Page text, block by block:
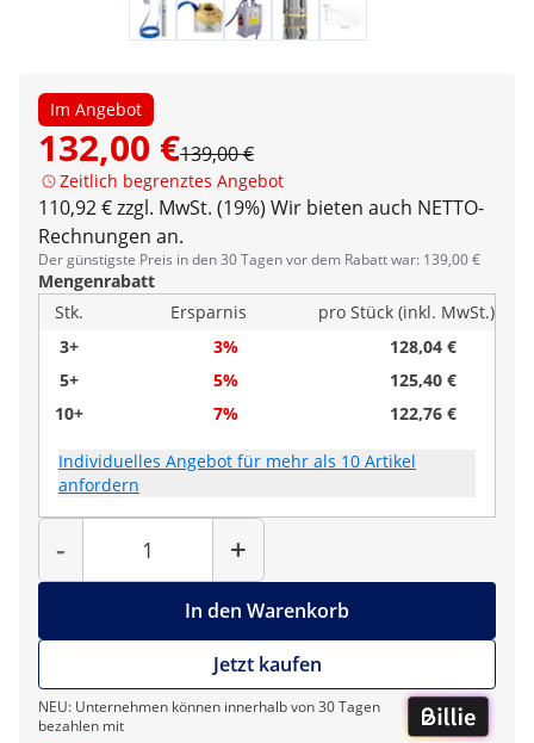
Im Angebot
132,00 €139,00 €
Zeitlich begrenztes Angebot
110,92 € zzgl. MwSt. (19%) Wir bieten auch NETTO-
Rechnungen an.
Der günstigste Preis in den 30 Tagen vor dem Rabatt war: 139,00 €
Mengenrabatt
Stk.
Ersparnis
pro Stück (inkl. MwSt.)
3+
3%
128,04 €
5+
5%
125,40 €
10+
7% 122,76 €
Individuelles Angebot für mehr als 10 Artikel
anfordern
-
Menge
+
In den Warenkorb
Jetzt kaufen
NEU: Unternehmen können innerhalb von 30 Tagen
bezahlen mit